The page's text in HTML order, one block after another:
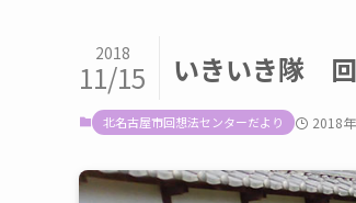
いきいき隊 回
2018
11/15
北名古屋市回想法センターだより 2018